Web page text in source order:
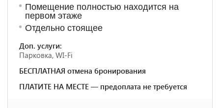
Помещение полностью находится на
первом этаже
Отдельно стоящее
Доп. услуги:
Парковка, WI-Fi
БЕСПЛАТНАЯ отмена бронирования
ПЛАТИТЕ НА МЕСТЕ — предоплата не требуется